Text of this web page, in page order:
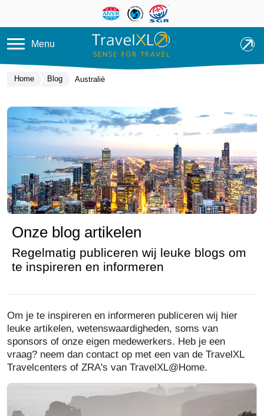
Overslaan en naar de inhoud
Menu
Home Blog Australië
Onze blog artikelen
Regelmatig publiceren wij leuke blogs om
te inspireren en informeren
Om je te inspireren en informeren publiceren wij hier
leuke artikelen, wetenswaardigheden, soms van
sponsors of onze eigen medewerkers. Heb je een
vraag? neem dan contact op met een van de TravelXL
Travelcenters of ZRA's van TravelXL@Home.